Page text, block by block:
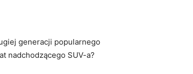
generacji popularnego​
nadchodzącego‍ SUV-a?